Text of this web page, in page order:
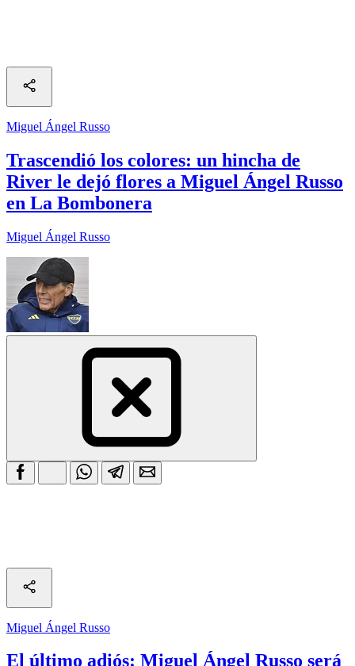
Miguel Ángel Russo
Trascendió los colores: un hincha de
River le dejó flores a Miguel Ángel Russo
en La Bombonera
Miguel Ángel Russo
Miguel Ángel Russo
El último adiós: Miguel Ángel Russo será